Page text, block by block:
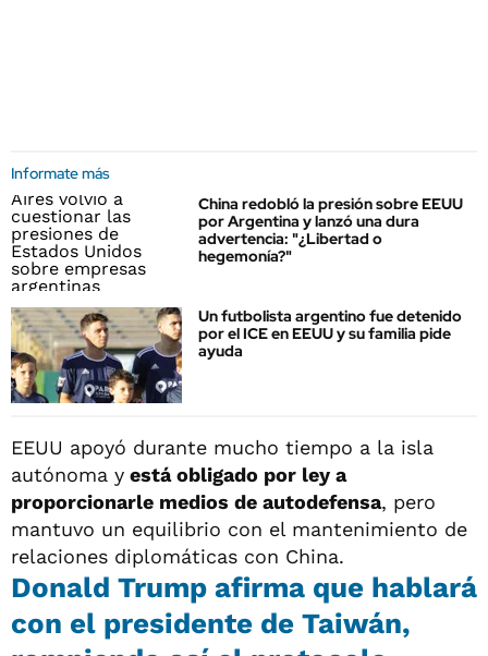
Informate más
China redobló la presión sobre EEUU
por Argentina y lanzó una dura
advertencia: "¿Libertad o
hegemonía?"
Un futbolista argentino fue detenido
por el ICE en EEUU y su familia pide
ayuda
EEUU apoyó durante mucho tiempo a la isla
autónoma y está obligado por ley a
proporcionarle medios de autodefensa, pero
mantuvo un equilibrio con el mantenimiento de
relaciones diplomáticas con China.
Donald Trump afirma que hablará
con el presidente de Taiwán,